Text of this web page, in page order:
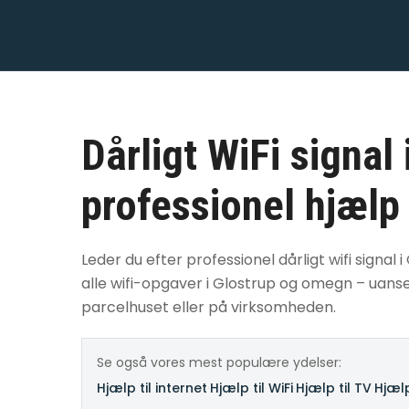
Dårligt WiFi signal
professionel
Leder du efter professionel dårligt wifi signal
alle wifi-opgaver i Glostrup og omegn –
parcelhuset eller på virksomheden.
Se også vores mest populære ydelser:
Hjælp til internet Hjælp til WiFi Hjælp til TV